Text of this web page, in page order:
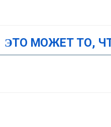
ЭТО МОЖЕТ ТО,